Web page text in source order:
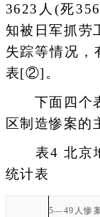
3623人(死
知被日军抓劳
失踪等情况
表[②]。
下面四个表
区制造惨案的
表4 北京地
统计表
5—49 人惨